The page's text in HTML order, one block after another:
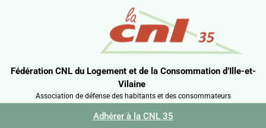
Fédération CNL du Logement et de la Consommation d’Ille-et-
Vilaine
Association de défense des habitants et des consommateurs
Adhérer à la CNL 35